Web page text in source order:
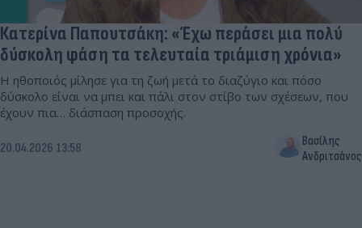
Κατερίνα Παπουτσάκη: «Έχω περάσει μια πολύ
δύσκολη φάση τα τελευταία τριάμιση χρόνια»
Η ηθοποιός μίλησε για τη ζωή μετά το διαζύγιο και πόσο
δύσκολο είναι να μπει και πάλι στον στίβο των σχέσεων, που
έχουν πια… διάσπαση προσοχής.
20.04.2026 13:58
Βασίλης
Ανδριτσάνος